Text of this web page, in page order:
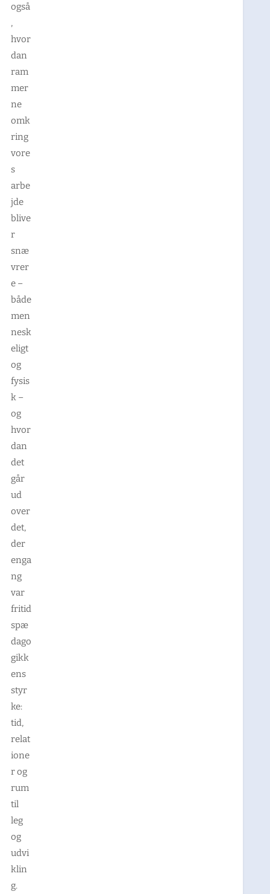
også
,
hvor
dan
ram
mer
ne
omk
ring
vore
s
arbe
jde
blive
r
snæ
vrer
e –
både
men
nesk
eligt
og
fysis
k –
og
hvor
dan
det
går
ud
over
det,
der
enga
ng
var
fritid
spæ
dago
gikk
ens
styr
ke:
tid,
relat
ione
r og
rum
til
leg
og
udvi
klin
g.